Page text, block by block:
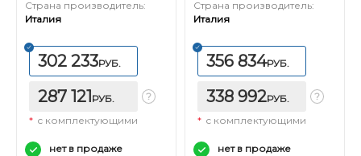
Страна производитель:
Италия
302 233РУБ.
287 121РУБ.
* с комплектующими
нет в продаже
Страна производитель:
Италия
356 834РУБ.
338 992РУБ.
* с комплектующими
нет в продаже